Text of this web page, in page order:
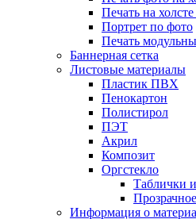
Печать на
Портрет по фото
Печать
Баннерная сетка
Листовые материалы
Пластик ПВХ
Пенокартон
Полистирол
ПЭТ
Акрил
Композит
Оргстекло
Таблички
Информация о